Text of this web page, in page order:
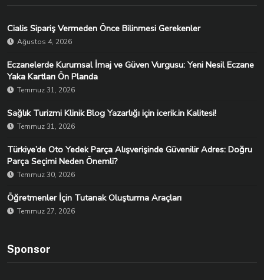
Cialis Sipariş Vermeden Önce Bilinmesi Gerekenler
Ağustos 4, 2026
Eczanelerde Kurumsal İmaj ve Güven Vurgusu: Yeni Nesil Eczane
Yaka Kartları Ön Planda
Temmuz 31, 2026
Sağlık Turizmi Klinik Blog Yazarlığı için icerik.in Kalitesi!
Temmuz 31, 2026
Türkiye’de Oto Yedek Parça Alışverişinde Güvenilir Adres: Doğru
Parça Seçimi Neden Önemli?
Temmuz 30, 2026
Öğretmenler İçin Tutanak Oluşturma Araçları
Temmuz 27, 2026
Sponsor